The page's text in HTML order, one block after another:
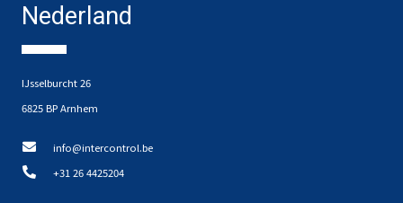
Nederland
IJsselburcht 26
6825 BP Arnhem
info@intercontrol.be
+31 26 4425204